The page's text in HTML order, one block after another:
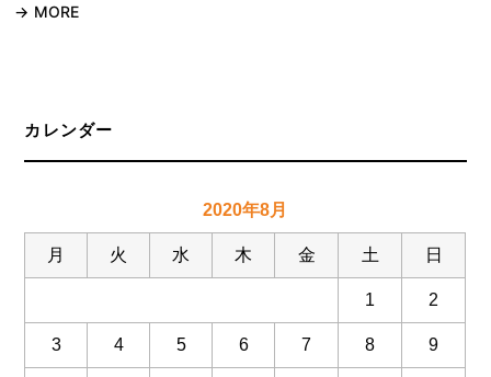
カレンダー
2020年8月
月 火 水 木 金 土 日
1 2
3 4 5 6 7 8 9
MORE